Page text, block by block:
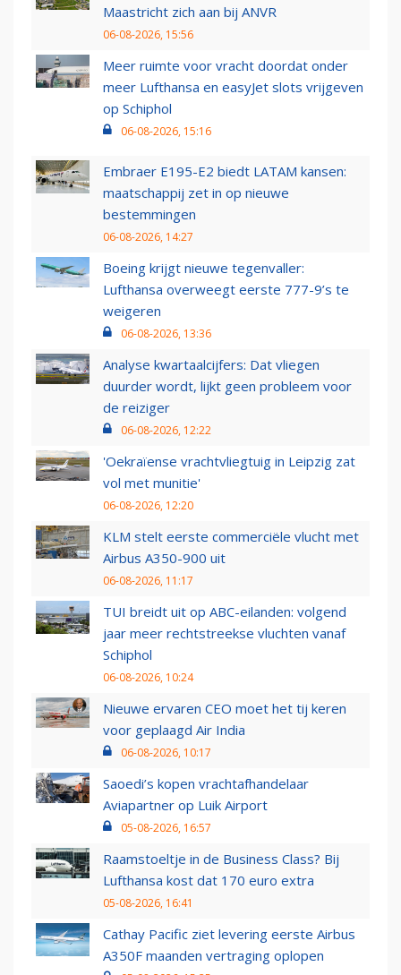
Maastricht zich aan bij ANVR
06-08-2026, 15:56
Meer ruimte voor vracht doordat onder
meer Lufthansa en easyJet slots vrijgeven
op Schiphol
06-08-2026, 15:16
Embraer E195-E2 biedt LATAM kansen:
maatschappij zet in op nieuwe
bestemmingen
06-08-2026, 14:27
Boeing krijgt nieuwe tegenvaller:
Lufthansa overweegt eerste 777-9’s te
weigeren
06-08-2026, 13:36
Analyse kwartaalcijfers: Dat vliegen
duurder wordt, lijkt geen probleem voor
de reiziger
06-08-2026, 12:22
'Oekraïense vrachtvliegtuig in Leipzig zat
vol met munitie'
06-08-2026, 12:20
KLM stelt eerste commerciële vlucht met
Airbus A350-900 uit
06-08-2026, 11:17
TUI breidt uit op ABC-eilanden: volgend
jaar meer rechtstreekse vluchten vanaf
Schiphol
06-08-2026, 10:24
Nieuwe ervaren CEO moet het tij keren
voor geplaagd Air India
06-08-2026, 10:17
Saoedi’s kopen vrachtafhandelaar
Aviapartner op Luik Airport
05-08-2026, 16:57
Raamstoeltje in de Business Class? Bij
Lufthansa kost dat 170 euro extra
05-08-2026, 16:41
Cathay Pacific ziet levering eerste Airbus
A350F maanden vertraging oplopen